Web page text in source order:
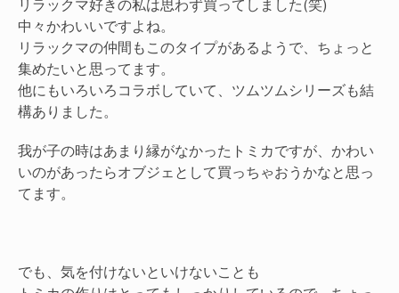
リラックマ好きの私は思わず買ってしました(笑)
中々かわいいですよね。
リラックマの仲間もこのタイプがあるようで、ちょっと
集めたいと思ってます。
他にもいろいろコラボしていて、ツムツムシリーズも結
構ありました。
我が子の時はあまり縁がなかったトミカですが、かわい
いのがあったらオブジェとして買っちゃおうかなと思っ
てます。
でも、気を付けないといけないことも